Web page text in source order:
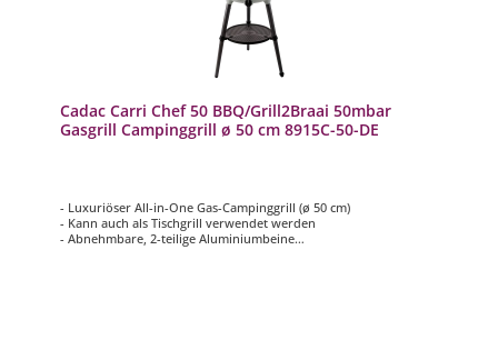
Cadac Carri Chef 50 BBQ/Grill2Braai 50mbar
Gasgrill Campinggrill ø 50 cm 8915C-50-DE
- Luxuriöser All-in-One Gas-Campinggrill (ø 50 cm)
- Kann auch als Tischgrill verwendet werden
- Abnehmbare, 2-teilige Aluminiumbeine